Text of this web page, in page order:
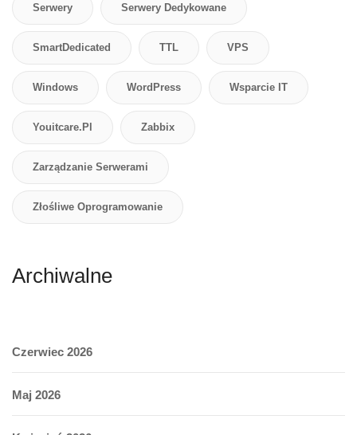
Serwery Serwery Dedykowane
SmartDedicated TTL VPS
Windows WordPress Wsparcie IT
Youitcare.pl Zabbix
Zarządzanie Serwerami
Złośliwe Oprogramowanie
Archiwalne
Czerwiec 2026
Maj 2026